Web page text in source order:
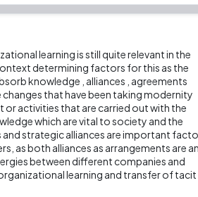
learning is still quite relevant in the
determining factors for this as the
knowledge , alliances , agreements
that have been taking modernity
or activities that are carried out with the
which are vital to society and the
strategic alliances are important
as both alliances as arrangements are an
between different companies and
learning and transfer of tacit